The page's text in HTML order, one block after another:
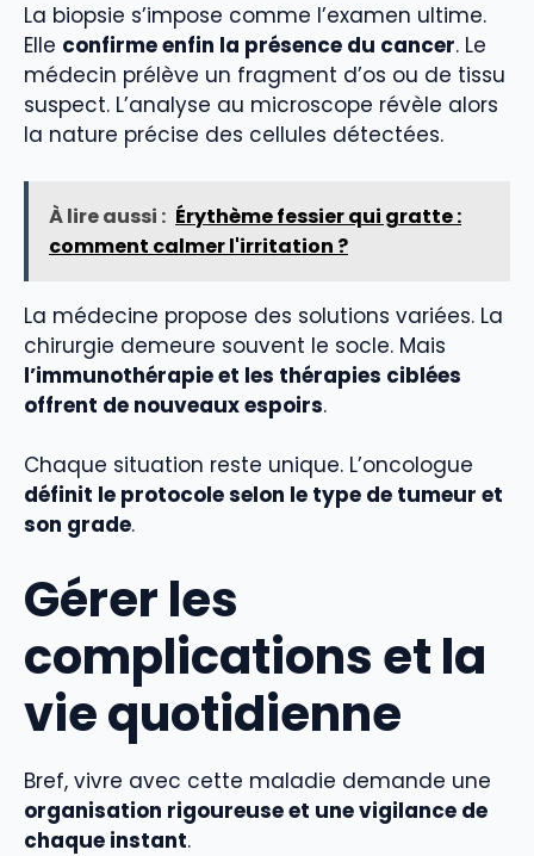
La biopsie s’impose comme l’examen ultime.
Elle confirme enfin la présence du cancer. Le
médecin prélève un fragment d’os ou de tissu
suspect. L’analyse au microscope révèle alors
la nature précise des cellules détectées.
À lire aussi : Érythème fessier qui gratte :
comment calmer l'irritation ?
La médecine propose des solutions variées. La
chirurgie demeure souvent le socle. Mais
l’immunothérapie et les thérapies ciblées
offrent de nouveaux espoirs.
Chaque situation reste unique. L’oncologue
définit le protocole selon le type de tumeur et
son grade.
Gérer les
complications et la
vie quotidienne
Bref, vivre avec cette maladie demande une
organisation rigoureuse et une vigilance de
chaque instant.